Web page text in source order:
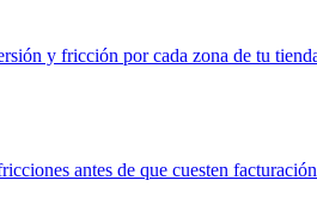
y fricción por cada zona de tu
antes de que cuesten